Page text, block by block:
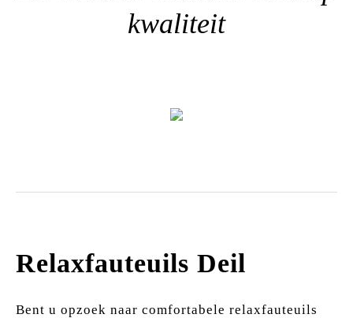
kwaliteit
Relaxfauteuils Deil
Bent u opzoek naar comfortabele relaxfauteuils